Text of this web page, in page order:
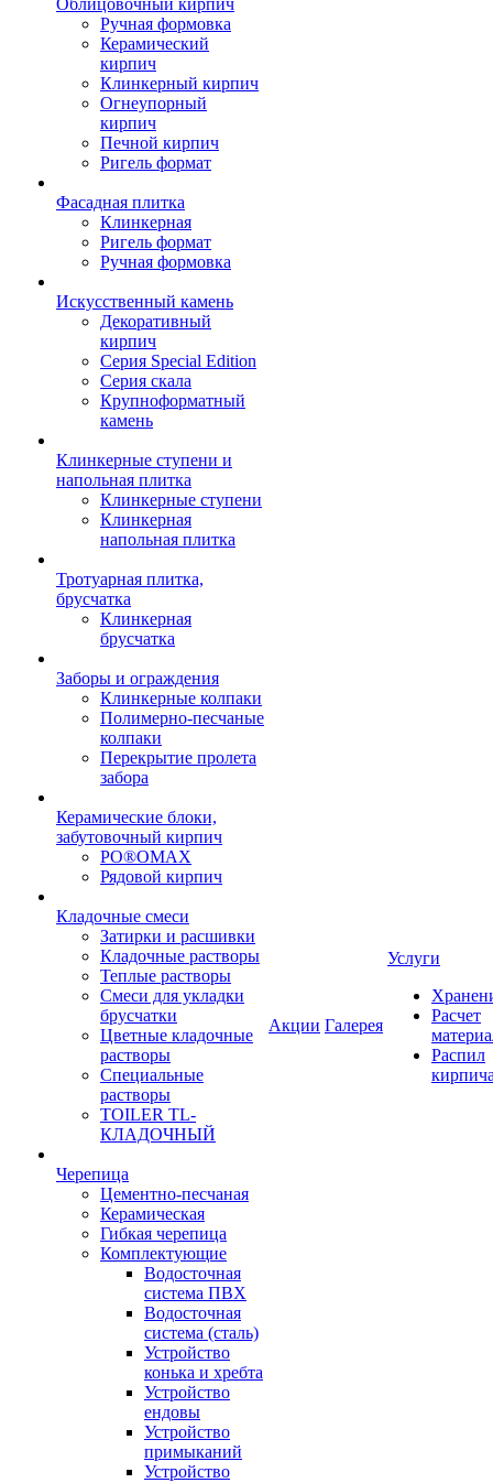
Облицовочный кирпич
Ручная формовка
Керамический
кирпич
Клинкерный кирпич
Огнеупорный
кирпич
Печной кирпич
Ригель формат
Фасадная плитка
Клинкерная
Ригель формат
Ручная формовка
Искусственный камень
Декоративный
кирпич
Серия Special Edition
Серия скала
Крупноформатный
камень
Клинкерные ступени и
напольная плитка
Клинкерные ступени
Клинкерная
напольная плитка
Тротуарная плитка,
брусчатка
Клинкерная
брусчатка
Заборы и ограждения
Клинкерные колпаки
Полимерно-песчаные
колпаки
Перекрытие пролета
забора
Керамические блоки,
забутовочный кирпич
PO®OMAX
Рядовой кирпич
Кладочные смеси
Затирки и расшивки
Кладочные растворы
Теплые растворы
Смеси для укладки
брусчатки
Цветные кладочные
растворы
Специальные
растворы
TOILER TL-
КЛАДОЧНЫЙ
Черепица
Цементно-песчаная
Керамическая
Гибкая черепица
Комплектующие
Водосточная
система ПВХ
Водосточная
система (сталь)
Устройство
конька и хребта
Устройство
ендовы
Устройство
примыканий
Устройство
Акции Галерея
Услуги
Расчет
Распил